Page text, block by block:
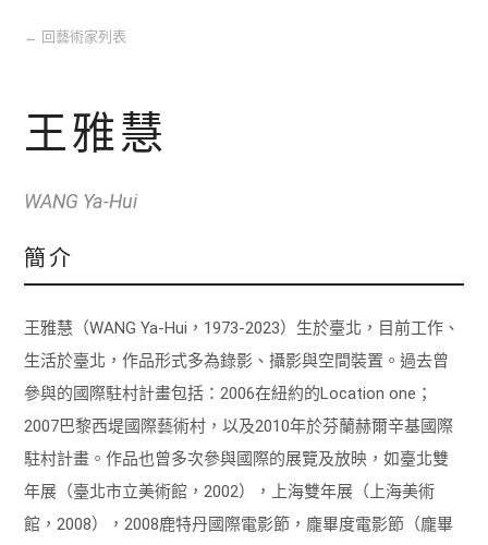
← 回藝術家列表
王雅慧
WANG Ya-Hui
簡介
王雅慧（WANG Ya-Hui，1973-2023）生於臺北，目前工作、
生活於臺北，作品形式多為錄影、攝影與空間裝置。過去曾
參與的國際駐村計畫包括：2006在紐約的Location one；
2007巴黎西堤國際藝術村，以及2010年於芬蘭赫爾辛基國際
駐村計畫。作品也曾多次參與國際的展覽及放映，如臺北雙
年展（臺北市立美術館，2002），上海雙年展（上海美術
館，2008），2008鹿特丹國際電影節，龐畢度電影節（龐畢